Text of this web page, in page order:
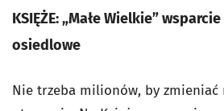
KSIĘŻE: „Małe Wielkie”
osiedlowe
Nie trzeba milionów, by zmieniać